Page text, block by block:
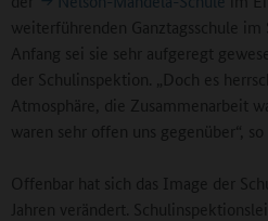
weiterführenden Ganztagsschule im
Anfang sei sie sehr aufgeregt
der Schulinspektion. „Doch es
Atmosphäre, die Zusammenarbeit
waren sehr offen uns gegenüber“, so
Offenbar hat sich das Image der
Jahren verändert.